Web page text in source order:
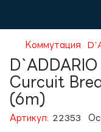
Коммутация
Curcuit
(6m)
Артикул: 22353